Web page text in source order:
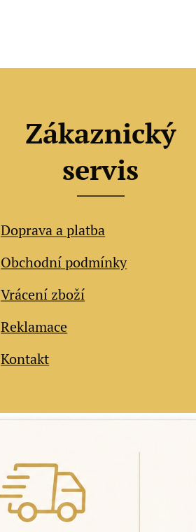
Zákaznický
servis
Doprava a platba
Obchodní podmínky
Vrácení zboží
Reklamace
Kontakt